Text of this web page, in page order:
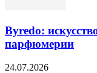
Byredo:
парфюмерии
24.07.2026